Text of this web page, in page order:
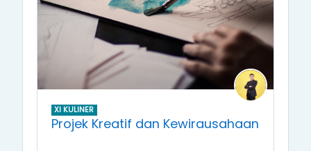
XI KULINER
Projek Kreatif dan Kewirausahaan